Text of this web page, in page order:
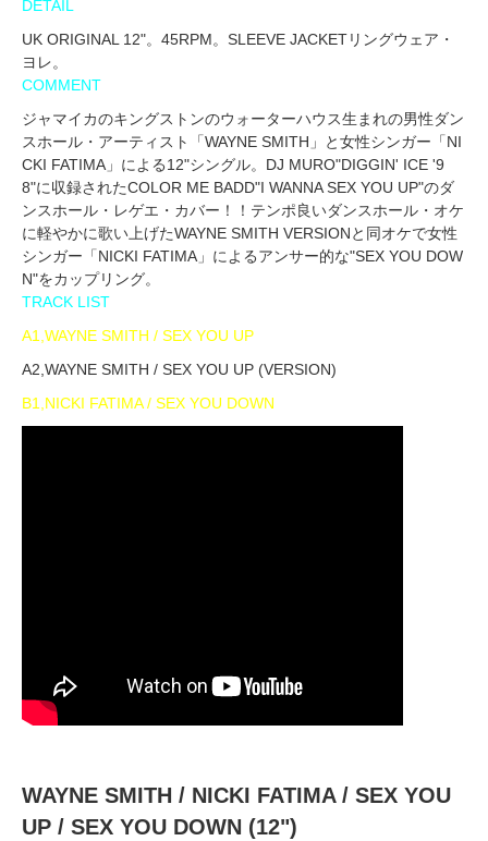
DETAIL
UK ORIGINAL 12"。45RPM。SLEEVE JACKETリングウェア・
ヨレ。
COMMENT
ジャマイカのキングストンのウォーターハウス生まれの男性ダン
スホール・アーティスト「WAYNE SMITH」と女性シンガー「NI
CKI FATIMA」による12"シングル。DJ MURO"DIGGIN' ICE '9
8"に収録されたCOLOR ME BADD"I WANNA SEX YOU UP"のダ
ンスホール・レゲエ・カバー！！テンポ良いダンスホール・オケ
に軽やかに歌い上げたWAYNE SMITH VERSIONと同オケで女性
シンガー「NICKI FATIMA」によるアンサー的な"SEX YOU DOW
N"をカップリング。
TRACK LIST
A1,WAYNE SMITH / SEX YOU UP
A2,WAYNE SMITH / SEX YOU UP (VERSION)
B1,NICKI FATIMA / SEX YOU DOWN
WAYNE SMITH / NICKI FATIMA / SEX YOU
UP / SEX YOU DOWN (12")